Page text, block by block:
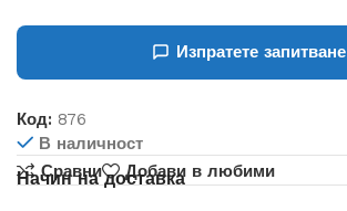
Изпратете запитване
Код: 876
В наличност
Сравни
Добави в любими
Начин на доставка